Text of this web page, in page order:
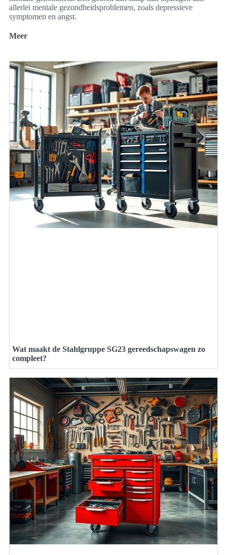
allerlei mentale gezondheidsproblemen, zoals depressieve
symptomen en angst.
Meer
Wat maakt de Stahlgruppe SG23 gereedschapswagen zo
compleet?